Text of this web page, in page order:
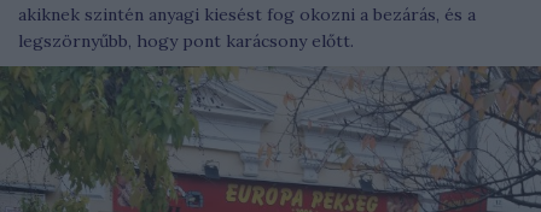
akiknek szintén anyagi kiesést fog okozni a bezárás, és a
legszörnyűbb, hogy pont karácsony előtt.